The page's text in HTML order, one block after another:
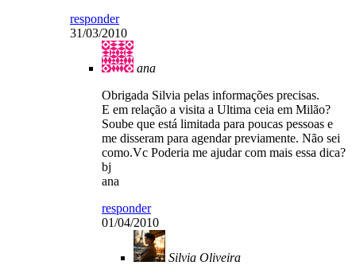
responder
31/03/2010
ana
Obrigada Silvia pelas informações precisas.
E em relação a visita a Ultima ceia em Milão?
Soube que está limitada para poucas pessoas e
me disseram para agendar previamente. Não sei
como.Vc Poderia me ajudar com mais essa dica?
bj
ana
responder
01/04/2010
Silvia Oliveira